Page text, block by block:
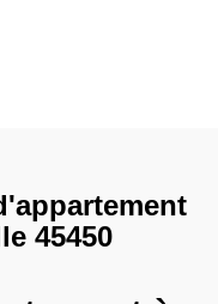
45450